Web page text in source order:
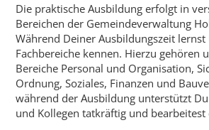
Die praktische Ausbildung erfolgt in
Bereichen der Gemeindeverwaltung
Während Deiner Ausbildungszeit
Fachbereiche kennen. Hierzu gehören
Bereiche Personal und Organisation,
Ordnung, Soziales, Finanzen und
während der Ausbildung unterstützt
und Kollegen tatkräftig und bearbeitest